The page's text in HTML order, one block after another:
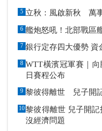
5 立秋：風啟新秋 萬
6 艦炮怒吼！北部戰區
7 銀行
8 WTT橫濱冠軍賽｜
日賽程公布
9 黎彼得離世 兒子開
10黎彼得離世 兒子開記招反擊傳聞
沒經濟問題